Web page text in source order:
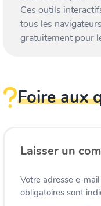
Ces outils
tous les
gratuitement pour
Foire aux
Laisser un
Votre adresse e-
obligatoires sont